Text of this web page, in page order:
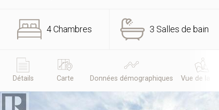
4 Chambres 3 Salles de bain
Détails Carte Données démographiques Vue de la